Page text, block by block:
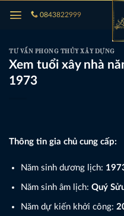
qua
dung
0843822999
TƯ VẤN PHONG THỦY XÂY DỰNG
Xem tuổi xây nhà
1973
Thông tin gia chủ cung cấp:
Năm sinh dương lịch:
Năm sinh âm lịch: Quý
Năm dự kiến khởi công: